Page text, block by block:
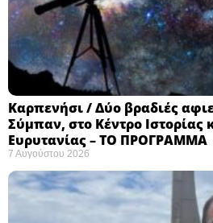
Καρπενήσι / Δύο βραδιές
Σύμπαν, στο Κέντρο Ιστορίας
Ευρυτανίας – ΤΟ ΠΡΟΓΡΑΜΜΑ
7 Αυγούστου 2026